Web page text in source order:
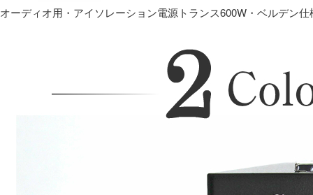
オーディオ用・アイソレーション電源トランス600W・ベルデン仕